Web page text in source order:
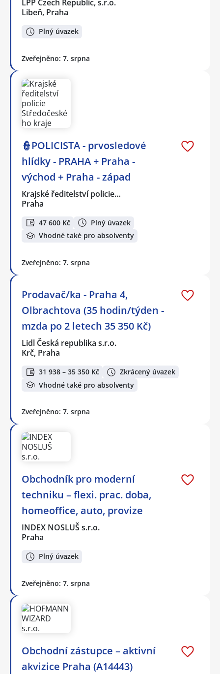
LPP Czech Republic, s.r.o.
Libeň, Praha
Plný úvazek
Zveřejněno: 7. srpna
👮POLICISTA - prvosledové
hlídky - PRAHA + Praha -
východ + Praha - západ
Krajské ředitelství policie…
Praha
47 600 Kč
Plný úvazek
Vhodné také pro absolventy
Zveřejněno: 7. srpna
Prodavač/ka - Praha 4,
Olbrachtova (35 hodin/týden -
mzda po 2 letech 35 350 Kč)
Lidl Česká republika s.r.o.
Krč, Praha
31 938 – 35 350 Kč
Zkrácený úvazek
Vhodné také pro absolventy
Zveřejněno: 7. srpna
Obchodník pro moderní
techniku – flexi. prac. doba,
homeoffice, auto, provize
INDEX NOSLUŠ s.r.o.
Praha
Plný úvazek
Zveřejněno: 7. srpna
Obchodní zástupce – aktivní
akvizice Praha (A14443)